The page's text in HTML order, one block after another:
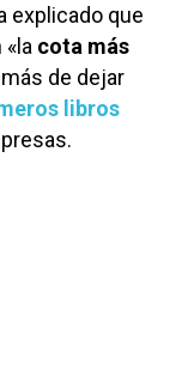
explicado que
cota más
de dejar
libros